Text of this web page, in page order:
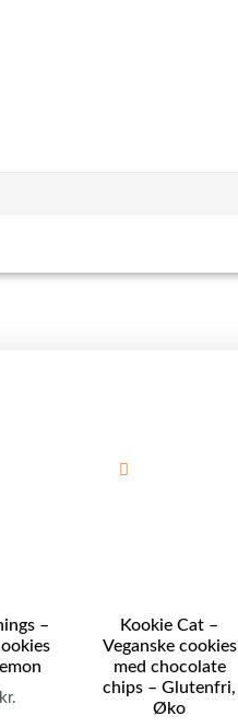
–
kr.
Kookie Cat –
Veganske cookies
med chocolate
chips – Glutenfri,
Øko